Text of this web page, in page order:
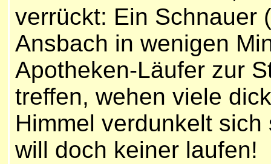
verrückt: Ein Schnauer
Ansbach in wenigen
Apotheken-Läufer zur
treffen, wehen viele
Himmel verdunkelt
will doch keiner laufen!